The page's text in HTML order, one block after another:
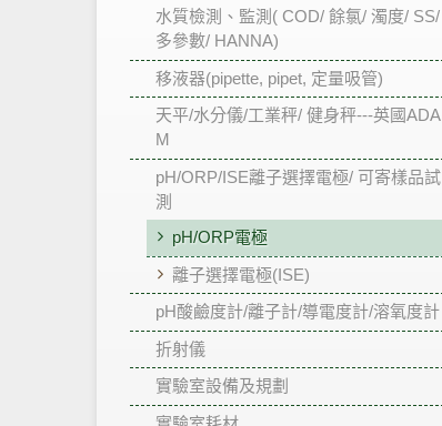
水質檢測、監測( COD/ 餘氯/ 濁度/ SS/
多參數/ HANNA)
移液器(pipette, pipet, 定量吸管)
天平/水分儀/工業秤/ 健身秤---英國ADA
M
pH/ORP/ISE離子選擇電極/ 可寄樣品試
測
pH/ORP電極
離子選擇電極(ISE)
pH酸鹼度計/離子計/導電度計/溶氧度計
折射儀
實驗室設備及規劃